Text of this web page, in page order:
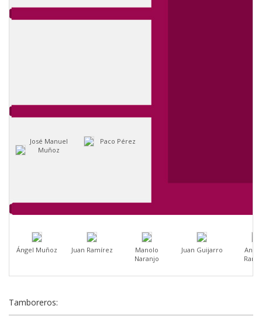
José Manuel
Muñoz
Paco Pérez
Ángel Muñoz Juan Ramírez
Manolo
Naranjo
Juan Guijarro
Tamboreros: